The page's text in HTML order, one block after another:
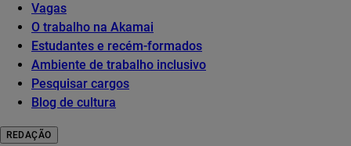
Vagas
O trabalho na Akamai
Estudantes e recém-formados
Ambiente de trabalho inclusivo
Pesquisar cargos
Blog de cultura
REDAÇÃO